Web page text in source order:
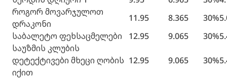
როგორ მოვარჯულოთ
დრაკონი
11.95 8.365 30%
საბალეტო ფეხსაცმელები
12.95 9.065 30%
საუზმის კლუბის
დეტექტივები მხეცი ღობის
იქით
12.95 9.065 30%